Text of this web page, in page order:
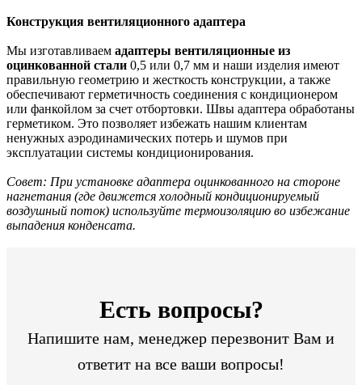
Конструкция вентиляционного адаптера
Мы изготавливаем адаптеры вентиляционные из
оцинкованной стали 0,5 или 0,7 мм и наши изделия имеют
правильную геометрию и жесткость конструкции, а также
обеспечивают герметичность соединения с кондиционером
или фанкойлом за счет отбортовки. Швы адаптера обработаны
герметиком. Это позволяет избежать нашим клиентам
ненужных аэродинамических потерь и шумов при
эксплуатации системы кондиционирования.
Совет: При установке адаптера оцинкованного на стороне
нагнетания (где движется холодный кондиционируемый
воздушный поток) используйте термоизоляцию во избежание
выпадения конденсата.
Есть вопросы?
Напишите нам, менеджер перезвонит Вам и
ответит на все ваши вопросы!